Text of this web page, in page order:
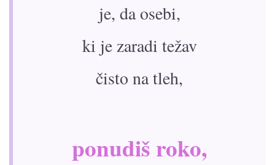
je, da osebi,
ki je zaradi težav
čisto na tleh,
ponudiš roko,